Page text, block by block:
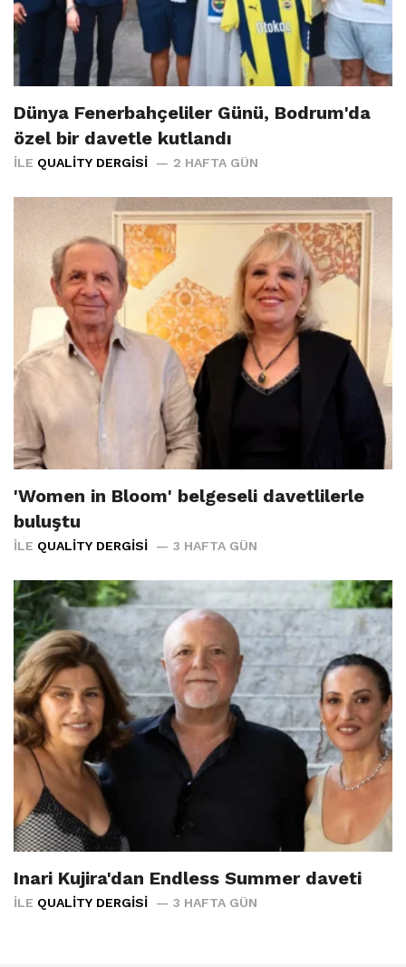
Dünya Fenerbahçeliler Günü, Bodrum'da
özel bir davetle kutlandı
İLE QUALITY DERGISI 2 HAFTA GÜN
'Women in Bloom' belgeseli davetlilerle
buluştu
İLE QUALITY DERGISI 3 HAFTA GÜN
Inari Kujira'dan Endless Summer daveti
İLE QUALITY DERGISI 3 HAFTA GÜN